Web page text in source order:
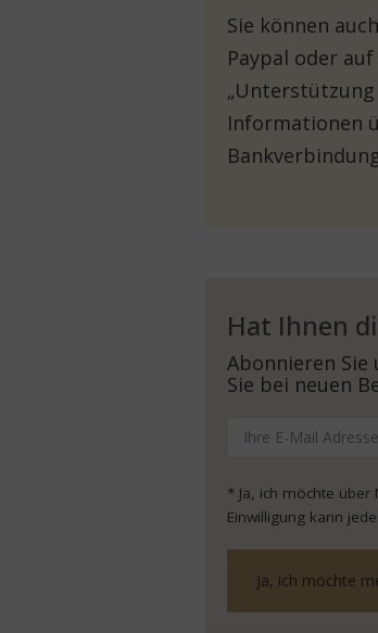
Sie können
Paypal oder
„Unterstützung
Informationen
Hat Ihnen
Abonnieren
Sie bei neuen
* Ja, ich möchte
Einwilligung kann